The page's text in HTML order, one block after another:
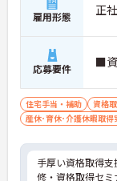
雇用形態 正
応募要件 ■
住宅手当・補助 資格
産休･育休･介護休暇取得
手厚い資格取得
修・資格取得セ